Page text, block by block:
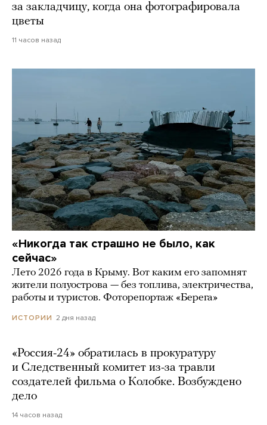
за закладчицу, когда она фотографировала
цветы
11 часов назад
«Никогда так страшно не было, как
сейчас»
Лето 2026 года в Крыму. Вот каким его запомнят
жители полуострова — без топлива, электричества,
работы и туристов. Фоторепортаж «Берега»
ИСТОРИИ 2 дня назад
«Россия-24» обратилась в прокуратуру
и Следственный комитет из-за травли
создателей фильма о Колобке. Возбуждено
дело
14 часов назад